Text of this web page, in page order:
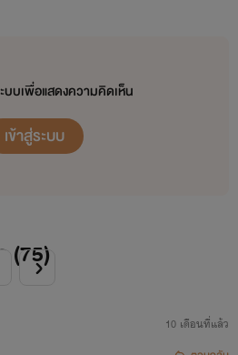
บบเพื่อแสดงความคิดเห็น
เข้าสู่ระบบ
(75)
10 เดือนที่แล้ว